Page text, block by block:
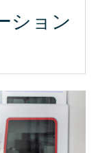
ション